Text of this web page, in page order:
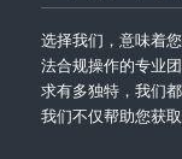
选择我们，意味着
法合规操作的专业
求有多独特，我们
我们不仅帮助您获